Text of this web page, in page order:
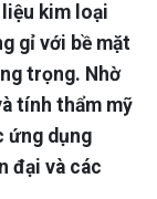
kim loại
gỉ với bề mặt
trọng. Nhờ
tính thẩm mỹ
ứng dụng
đại và các